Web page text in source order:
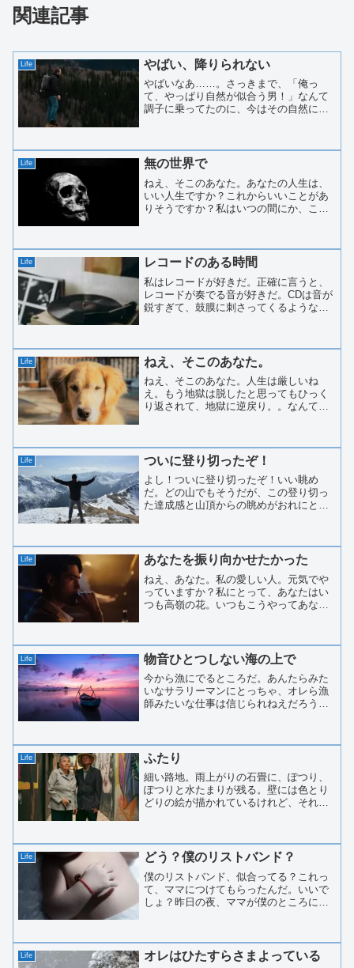
関連記事
Life やばい、降りられない
やばいなあ……。さっきまで、「俺っ
て、やっぱり自然が似合う男！」なんて
調子に乗ってたのに、今はその自然に全
この岩に、なんとなく「のぼってみたら
映えるかも」なんて軽いノリ...
Life 無の世界で
ねえ、そこのあなた。あなたの人生は、
いい人生ですか？これからいいことがあ
りそうですか？私はいつの間にか、こん
交界ではいつも輪の中心にいて、すべて
の情報は私を経由して伝わ...
Life レコードのある時間
私はレコードが好きだ。正確に言うと、
レコードが奏でる音が好きだ。CDは音が
鋭すぎて、鼓膜に刺さってくるような感
だ。スマホを開けば、聴...
Life ねえ、そこのあなた。
ねえ、そこのあなた。人生は厳しいね
え。もう地獄は脱したと思ってもひっく
り返されて、地獄に逆戻り。。なんてこ
っぽけな犬だけど、ちょっと真剣に考え
てみたぜ。幸福とかの話にな...
Life ついに登り切ったぞ！
よし！ついに登り切ったぞ！いい眺め
だ。どの山でもそうだが、この登り切っ
た達成感と山頂からの眺めがおれにとっ
と思ってしまう。おれの年齢だと死ぬま
でに登れる山も限られている...
Life あなたを振り向かせたかった
ねえ、あなた。私の愛しい人。元気でや
っていますか？私にとって、あなたはい
つも高嶺の花。いつもこうやってあなた
振り向かせようと必死だった。でも、あ
なたはいつも仕事、仕事…...
Life 物音ひとつしない海の上で
今から漁にでるところだ。あんたらみた
いなサラリーマンにとっちゃ、オレら漁
師みたいな仕事は信じられねえだろうな
すめていく。そんな秘密の...
Life ふたり
細い路地。雨上がりの石畳に、ぽつり、
ぽつりと水たまりが残る。壁には色とり
どりの絵が描かれているけれど、それを
立っている。おじいさんは背筋を伸ば
し、古びた帽子の下から空を...
Life どう？僕のリストバンド？
僕のリストバンド、似合ってる？これっ
て、ママにつけてもらったんだ。いいで
しょ？昨日の夜、ママが僕のところに来
生は幸運に包まれる。よかったわね！」
幸運って何かな？ よくわ...
Life オレはひたすらさまよっている